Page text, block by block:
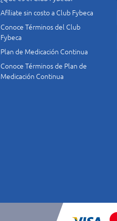
Afíliate sin costo a Club Fybeca
Conoce Términos del Club
Fybeca
Plan de Medicación Continua
Conoce Términos de Plan de
Medicación Continua